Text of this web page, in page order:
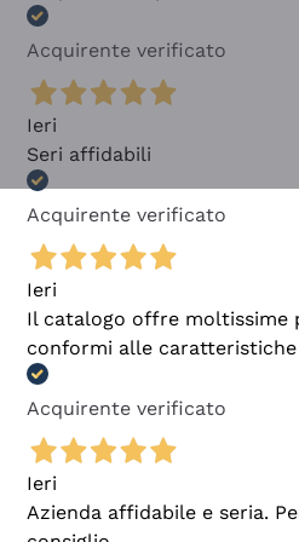
Acquirente verificato
Ieri
Seri affidabili
Acquirente verificato
Ieri
Il catalogo offre moltissime
conformi alle
Acquirente verificato
Ieri
Azienda affidabile e seria.